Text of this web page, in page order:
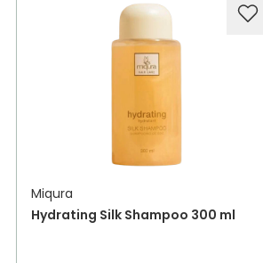
Miqura
Hydrating Silk Shampoo 300 ml